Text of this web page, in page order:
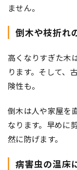
ません。
倒木や枝折れ
高くなりすぎた木
ります。そして、
険性も。
倒木は人や家屋を
なります。早めに
然に防げます。
病害虫の温床